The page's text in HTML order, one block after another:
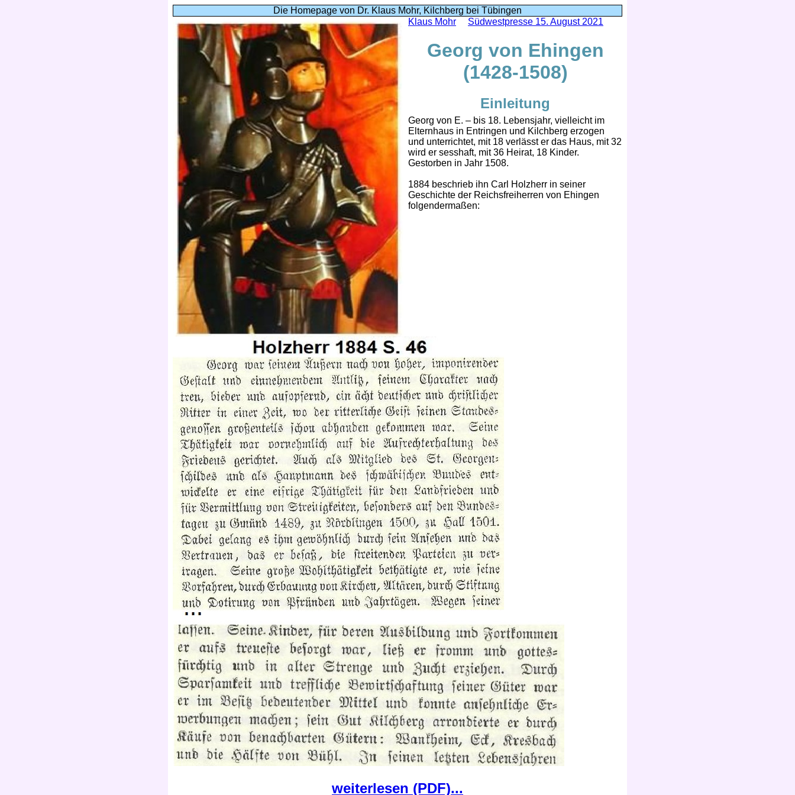
Die Homepage von Dr. Klaus Mohr, Kilchberg bei Tübingen
Klaus Mohr
Südwestpresse 15. August 2021
Georg von Ehingen
(1428-1508)
Einleitung
Georg von E. – bis 18. Lebensjahr, vielleicht im
Elternhaus in Entringen und Kilchberg erzogen
und unterrichtet, mit 18 verlässt er das Haus, mit 32
wird er sesshaft, mit 36 Heirat, 18 Kinder.
Gestorben in Jahr 1508.
1884 beschrieb ihn Carl Holzherr in seiner
Geschichte der Reichsfreiherren von Ehingen
folgendermaßen:
weiterlesen (PDF)...